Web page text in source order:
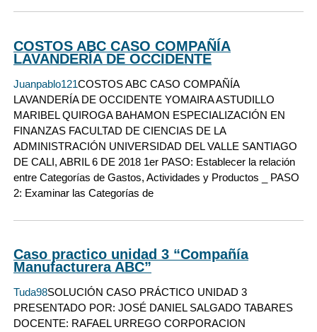
COSTOS ABC CASO COMPAÑÍA
LAVANDERÍA DE OCCIDENTE
Juanpablo121COSTOS ABC CASO COMPAÑÍA
LAVANDERÍA DE OCCIDENTE YOMAIRA ASTUDILLO
MARIBEL QUIROGA BAHAMON ESPECIALIZACIÓN EN
FINANZAS FACULTAD DE CIENCIAS DE LA
ADMINISTRACIÓN UNIVERSIDAD DEL VALLE SANTIAGO
DE CALI, ABRIL 6 DE 2018 1er PASO: Establecer la relación
entre Categorías de Gastos, Actividades y Productos _ PASO
2: Examinar las Categorías de
Caso practico unidad 3 “Compañía
Manufacturera ABC”
Tuda98SOLUCIÓN CASO PRÁCTICO UNIDAD 3
PRESENTADO POR: JOSÉ DANIEL SALGADO TABARES
DOCENTE: RAFAEL URREGO CORPORACION